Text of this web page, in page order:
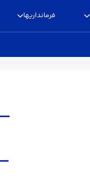
فرمانداریها